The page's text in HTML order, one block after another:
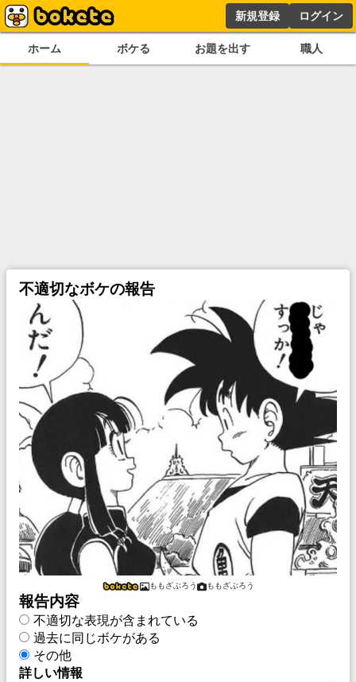
新規登録 ログイン
ホーム ボケる お題を出す 職人
不適切なボケの報告
ももざぶろう ももざぶろう
報告内容
不適切な表現が含まれている
過去に同じボケがある
その他
詳しい情報